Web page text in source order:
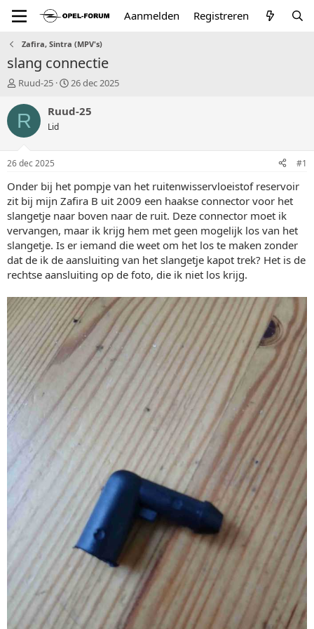
Aanmelden Registreren
Zafira, Sintra (MPV's)
slang connectie
T
p
a
r
e
r
Ruud-25
S
a
u
m
26 dec 2025
R Ruud-25
Lid
26 dec 2025 #1
Onder bij het pompje van het ruitenwisservloeistof reservoir
zit bij mijn Zafira B uit 2009 een haakse connector voor het
slangetje naar boven naar de ruit. Deze connector moet ik
vervangen, maar ik krijg hem met geen mogelijk los van het
slangetje. Is er iemand die weet om het los te maken zonder
dat de ik de aansluiting van het slangetje kapot trek? Het is de
rechtse aansluiting op de foto, die ik niet los krijg.